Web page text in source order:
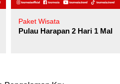
Paket Wisata
Pulau Harapan 2 Hari 1